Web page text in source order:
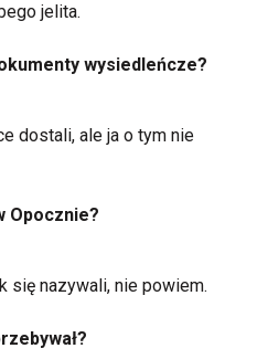
jelita.
wysiedleńcze?
dostali, ale ja o tym nie
Opocznie?
się nazywali, nie powiem.